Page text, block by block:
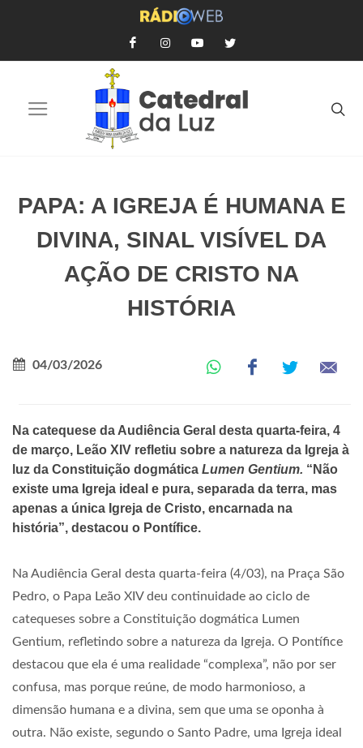
PAPA: A IGREJA É HUMANA E
DIVINA, SINAL VISÍVEL DA
AÇÃO DE CRISTO NA
HISTÓRIA
04/03/2026
Na catequese da Audiência Geral desta quarta-feira, 4
de março, Leão XIV refletiu sobre a natureza da Igreja à
luz da Constituição dogmática Lumen Gentium. “Não
existe uma Igreja ideal e pura, separada da terra, mas
apenas a única Igreja de Cristo, encarnada na
história”, destacou o Pontífice.
Na Audiência Geral desta quarta-feira (4/03), na Praça São
Pedro, o Papa Leão XIV deu continuidade ao ciclo de
catequeses sobre a Constituição dogmática Lumen
Gentium, refletindo sobre a natureza da Igreja. O Pontífice
destacou que ela é uma realidade “complexa”, não por ser
confusa, mas porque reúne, de modo harmonioso, a
dimensão humana e a divina, sem que uma se oponha à
outra. Não existe, segundo o Santo Padre, uma Igreja ideal